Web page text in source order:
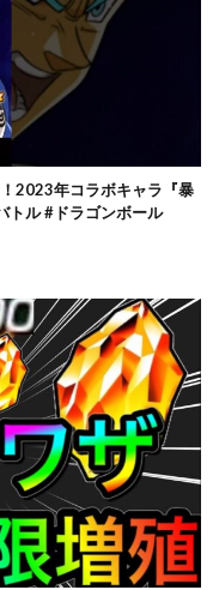
2023年コラボキャラ『暴
トル #ドラゴンボール